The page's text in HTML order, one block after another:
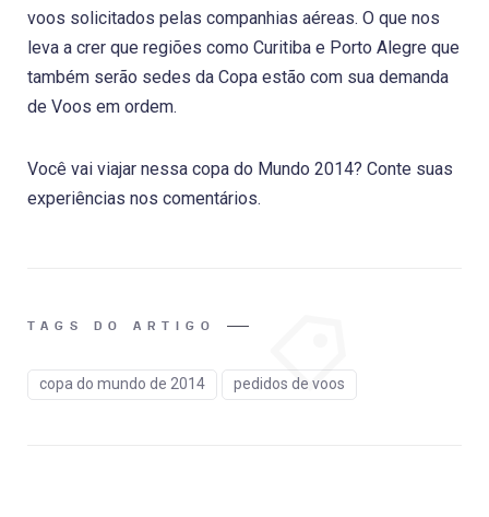
voos solicitados pelas companhias aéreas. O que nos
leva a crer que regiões como Curitiba e Porto Alegre que
também serão sedes da Copa estão com sua demanda
de Voos em ordem.
Você vai viajar nessa copa do Mundo 2014? Conte suas
experiências nos comentários.
TAGS DO ARTIGO
copa do mundo de 2014 pedidos de voos